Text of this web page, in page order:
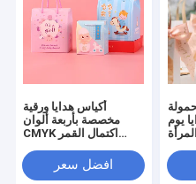
أكياس هدايا ورقية
مخصصة بأربعة ألوان
CMYK اكتمال القمر
افضل سعر
يوم
المرأة